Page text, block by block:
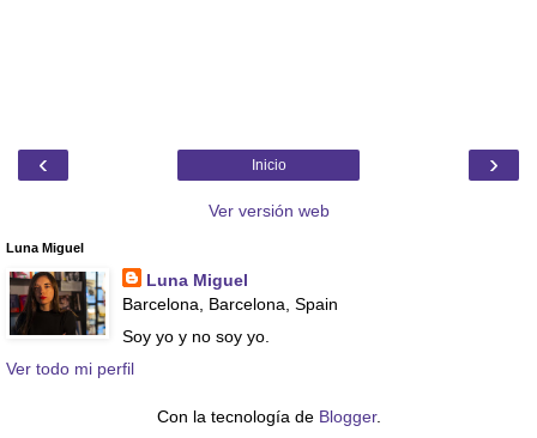
‹ ›
Inicio
Ver versión web
Luna Miguel
Luna Miguel
Barcelona, Barcelona, Spain
Soy yo y no soy yo.
Ver todo mi perfil
Con la tecnología de Blogger.